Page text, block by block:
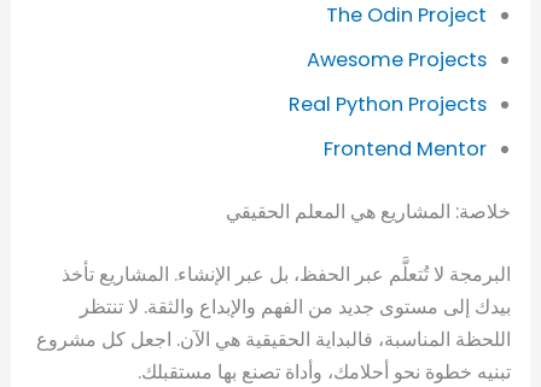
The Odin Project
Awesome Projects
Real Python Projects
Frontend Mentor
خلاصة: المشاريع هي المعلم الحقيقي
البرمجة لا تُتعلَّم عبر الحفظ، بل عبر الإنشاء. المشاريع تأخذ
بيدك إلى مستوى جديد من الفهم والإبداع والثقة. لا تنتظر
اللحظة المناسبة، فالبداية الحقيقية هي الآن. اجعل كل مشروع
تبنيه خطوة نحو أحلامك، وأداة تصنع بها مستقبلك.